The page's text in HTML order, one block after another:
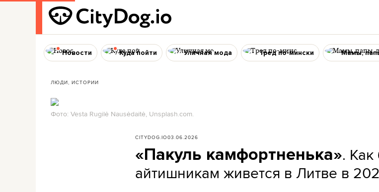
Новости Куда пойти Уличная мода Тред по-мински Мамы,
ЛЮДИ, ИСТОРИИ
Фото: Vesta Rugilė Nausėdaitė, Unsplash.com.
CITYDOG.IO03.06.2026
«Пакуль камфортненька».
айтишникам живется в Литве в